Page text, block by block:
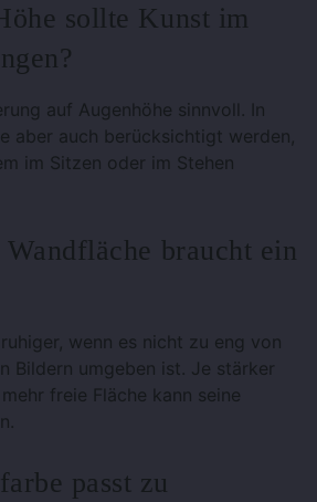
sollte Kunst im
auf Augenhöhe sinnvoll. In
aber auch berücksichtigt werden,
im Sitzen oder im Stehen
braucht ein
wenn es nicht zu eng von
Bildern umgeben ist. Je stärker
freie Fläche kann seine
passt zu